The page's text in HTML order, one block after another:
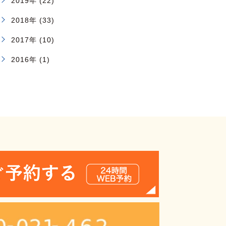
2018年 (33)
2017年 (10)
2016年 (1)